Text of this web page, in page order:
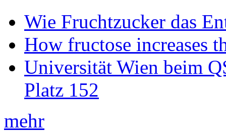
Wie Fruchtzucker das
How fructose increases
Universität Wien beim
Platz 152
mehr